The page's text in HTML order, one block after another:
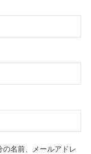
名前、メールアドレ